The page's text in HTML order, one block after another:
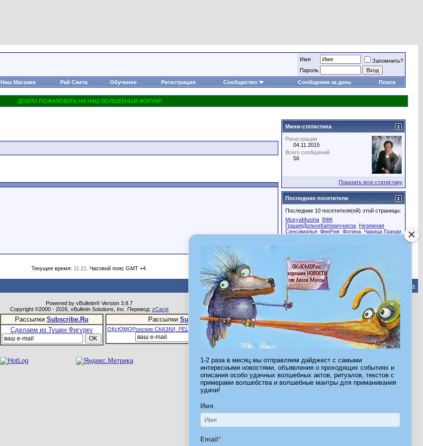
1-2 раза в месяц мы отправляем дайджест с самыми
интересными новостями, объявления о проходящих событиях и
описания особо удачных волшебных актов, ритуалов, текстов с
примерами волшебства и волшебные мантры для приманивания
удачи!
Имя
Email *
Имя
Запомнить?
Пароль
Наш Магазин Рай Света Обучение Регистрация Сообщество Сообщения за день Поиск
Мини-статистика
Регистрация
04.11.2015
Всего сообщений
56
Показать всю статистику
Последние посетители
Последние 10 посетителя(ей) этой страницы:
MusyaMusina ВФК
ГрацияДольчеКапприччиоза Неземная
Сенсимилья ФееРия Фотина Чарица Гранди
Текущее время: 11:21 . Часовой пояс GMT +4.
Обратная связь Форум Волшебников- Архив Вверх
Powered by vBulletin® Version 3.8.7
Copyright ©2000 - 2026, vBulletin Solutions, Inc. Перевод: zCarot
Рассылки Subscribe.Ru
Сделаем из Тушки Фигурку
Рассылки Subscribe.Ru
ОКсЮМОРонские СКАЗКИ, РЕЦЕПТЫ И ШТУЧКИ ДЛЯ ВСЕХ